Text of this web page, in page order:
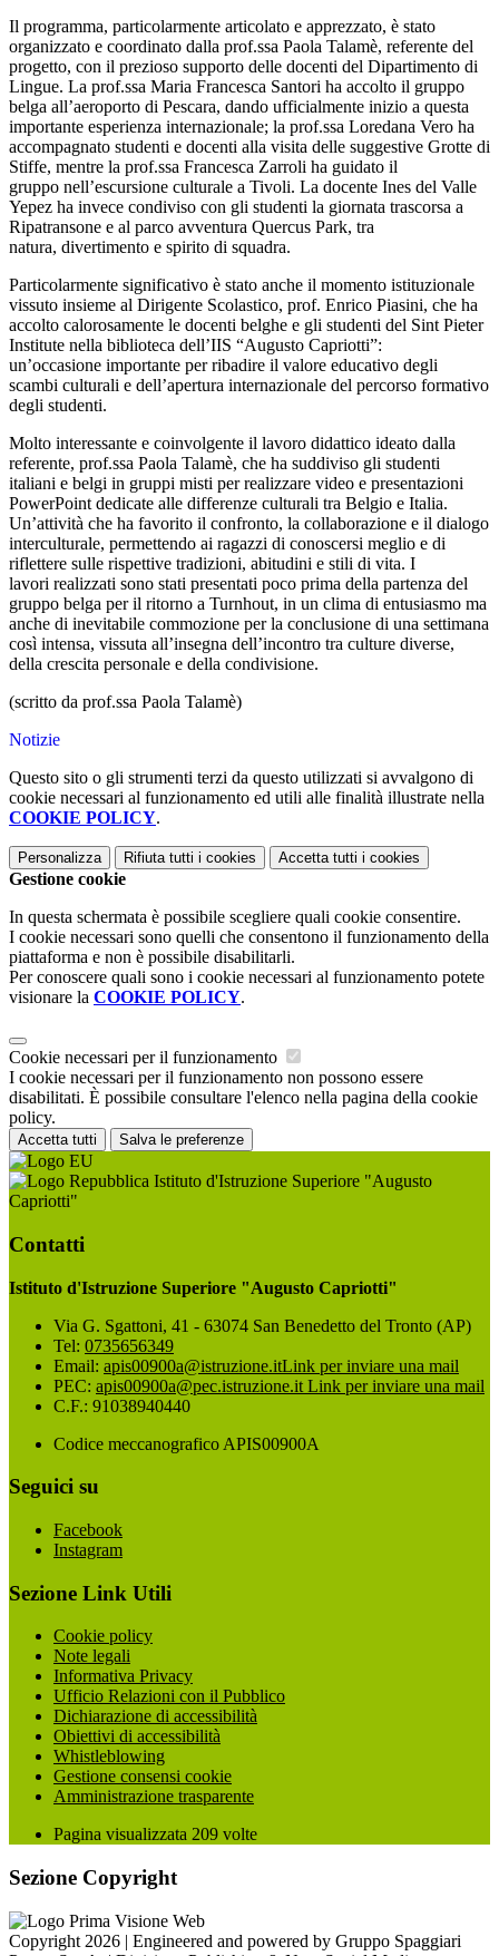
Il programma, particolarmente articolato e apprezzato, è stato
organizzato e coordinato dalla prof.ssa Paola Talamè, referente del
progetto, con il prezioso supporto delle docenti del Dipartimento di
Lingue. La prof.ssa Maria Francesca Santori ha accolto il gruppo
belga all’aeroporto di Pescara, dando ufficialmente inizio a questa
importante esperienza internazionale; la prof.ssa Loredana Vero ha
accompagnato studenti e docenti alla visita delle suggestive Grotte di
Stiffe, mentre la prof.ssa Francesca Zarroli ha guidato il
gruppo nell’escursione culturale a Tivoli. La docente Ines del Valle
Yepez ha invece condiviso con gli studenti la giornata trascorsa a
Ripatransone e al parco avventura Quercus Park, tra
natura, divertimento e spirito di squadra.
Particolarmente significativo è stato anche il momento istituzionale
vissuto insieme al Dirigente Scolastico, prof. Enrico Piasini, che ha
accolto calorosamente le docenti belghe e gli studenti del Sint Pieter
Institute nella biblioteca dell’IIS “Augusto Capriotti”:
un’occasione importante per ribadire il valore educativo degli
scambi culturali e dell’apertura internazionale del percorso formativo
degli studenti.
Molto interessante e coinvolgente il lavoro didattico ideato dalla
referente, prof.ssa Paola Talamè, che ha suddiviso gli studenti
italiani e belgi in gruppi misti per realizzare video e presentazioni
PowerPoint dedicate alle differenze culturali tra Belgio e Italia.
Un’attività che ha favorito il confronto, la collaborazione e il dialogo
interculturale, permettendo ai ragazzi di conoscersi meglio e di
riflettere sulle rispettive tradizioni, abitudini e stili di vita. I
lavori realizzati sono stati presentati poco prima della partenza del
gruppo belga per il ritorno a Turnhout, in un clima di entusiasmo ma
anche di inevitabile commozione per la conclusione di una settimana
così intensa, vissuta all’insegna dell’incontro tra culture diverse,
della crescita personale e della condivisione.
(scritto da prof.ssa Paola Talamè)
Notizie
Questo sito o gli strumenti terzi da questo utilizzati si avvalgono di
cookie necessari al funzionamento ed utili alle finalità illustrate nella
COOKIE POLICY.
Personalizza Rifiuta tutti i cookies Accetta tutti i cookies
Gestione cookie
In questa schermata è possibile scegliere quali cookie consentire.
I cookie necessari sono quelli che consentono il funzionamento della
piattaforma e non è possibile disabilitarli.
Per conoscere quali sono i cookie necessari al funzionamento potete
visionare la COOKIE POLICY.
Cookie necessari per il funzionamento
I cookie necessari per il funzionamento non possono essere
disabilitati. È possibile consultare l'elenco nella pagina della cookie
policy.
Accetta tutti Salva le preferenze
Istituto d'Istruzione Superiore "Augusto
Capriotti"
Contatti
Istituto d'Istruzione Superiore "Augusto Capriotti"
Via G. Sgattoni, 41 - 63074 San Benedetto del Tronto (AP)
Tel: 0735656349
Email: apis00900a@istruzione.itLink per inviare una mail
PEC: apis00900a@pec.istruzione.it Link per inviare una mail
C.F.: 91038940440
Codice meccanografico APIS00900A
Seguici su
Facebook
Instagram
Sezione Link Utili
Cookie policy
Note legali
Informativa Privacy
Ufficio Relazioni con il Pubblico
Dichiarazione di accessibilità
Obiettivi di accessibilità
Whistleblowing
Gestione consensi cookie
Amministrazione trasparente
Pagina visualizzata 209 volte
Sezione Copyright
Copyright 2026 | Engineered and powered by Gruppo Spaggiari